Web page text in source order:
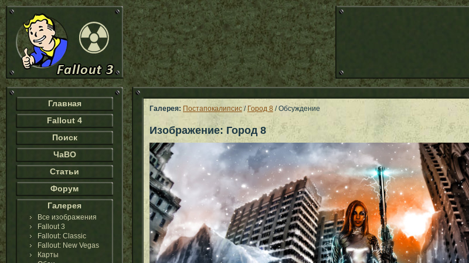
Главная
Fallout 4
Поиск
ЧаВО
Статьи
Форум
Галерея
Все изображения
Fallout 3
Fallout: Classic
Fallout: New Vegas
Карты
Галерея: Постапокалипсис / Город 8 / Обсуждение
Изображение: Город 8